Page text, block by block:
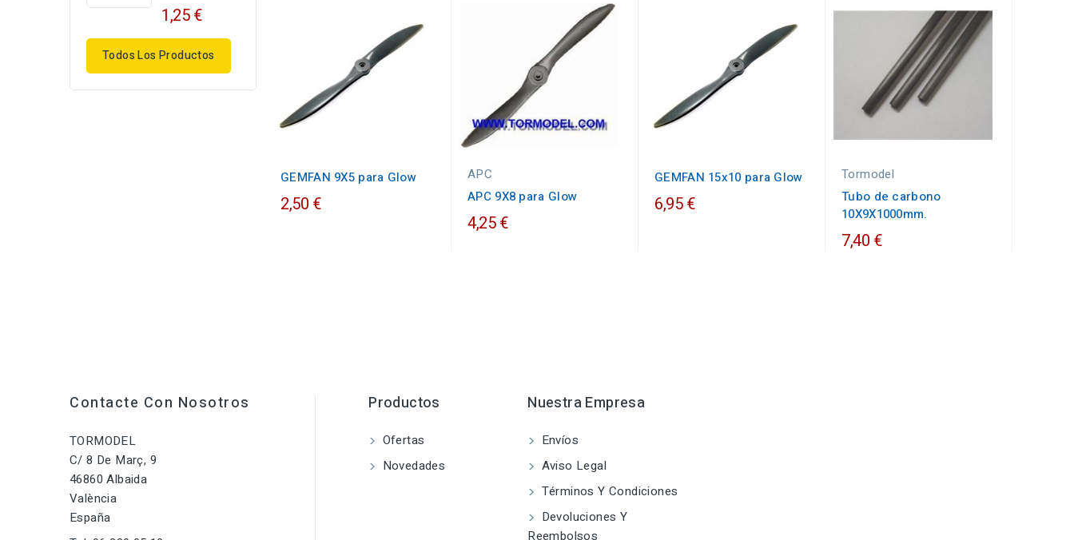
1,25 €
Todos Los Productos
GEMFAN 9X5 para Glow
2,50 €
APC
APC 9X8 para Glow
4,25 €
GEMFAN 15x10 para Glow
6,95 €
Tormodel
Tubo de carbono
10X9X1000mm.
7,40 €
Contacte Con Nosotros
TORMODEL
C/ 8 De Març, 9
46860 Albaida
València
España
Productos
Ofertas
Novedades
Nuestra Empresa
Envíos
Aviso Legal
Términos Y Condiciones
Devoluciones Y
Reembolsos